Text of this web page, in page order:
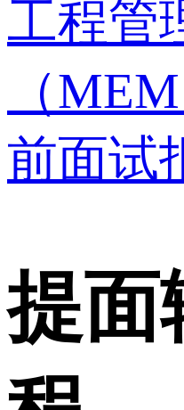
工程管
（
前面试
提面